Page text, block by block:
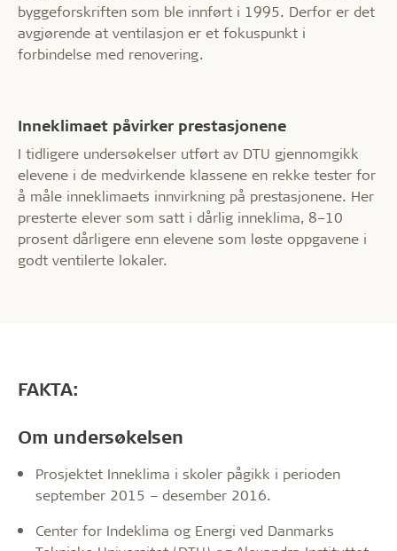
byggeforskriften som ble innført i 1995. Derfor er det
avgjørende at ventilasjon er et fokuspunkt i
forbindelse med renovering.
Inneklimaet påvirker prestasjonene
I tidligere undersøkelser utført av DTU gjennomgikk
elevene i de medvirkende klassene en rekke tester for
å måle inneklimaets innvirkning på prestasjonene. Her
presterte elever som satt i dårlig inneklima, 8–10
prosent dårligere enn elevene som løste oppgavene i
godt ventilerte lokaler.
FAKTA:
Om undersøkelsen
Prosjektet Inneklima i skoler pågikk i perioden
september 2015 – desember 2016.
Center for Indeklima og Energi ved Danmarks